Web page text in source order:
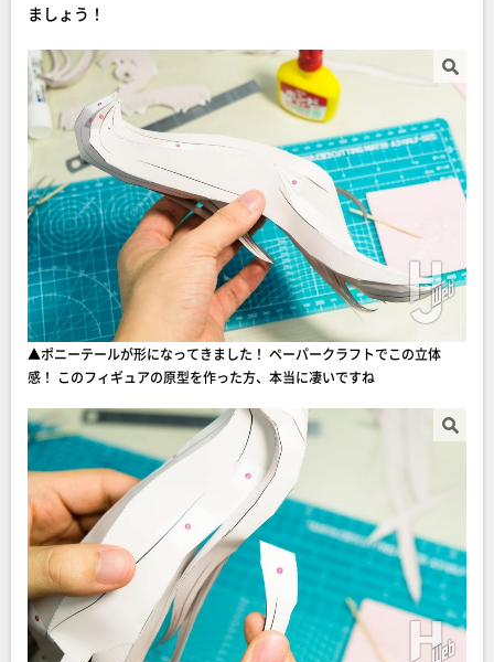
ましょう！
▲ポニーテールが形になってきました！ ペーパークラフトでこの立体
感！ このフィギュアの原型を作った方、本当に凄いですね